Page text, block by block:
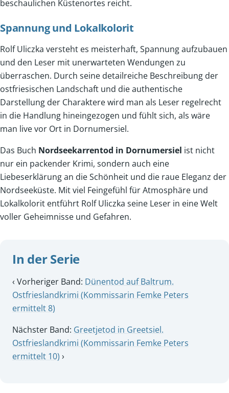
beschaulichen Küstenortes reicht.
Spannung und Lokalkolorit
Rolf Uliczka versteht es meisterhaft, Spannung aufzubauen
und den Leser mit unerwarteten Wendungen zu
überraschen. Durch seine detailreiche Beschreibung der
ostfriesischen Landschaft und die authentische
Darstellung der Charaktere wird man als Leser regelrecht
in die Handlung hineingezogen und fühlt sich, als wäre
man live vor Ort in Dornumersiel.
Das Buch Nordseekarrentod in Dornumersiel ist nicht
nur ein packender Krimi, sondern auch eine
Liebeserklärung an die Schönheit und die raue Eleganz der
Nordseeküste. Mit viel Feingefühl für Atmosphäre und
Lokalkolorit entführt Rolf Uliczka seine Leser in eine Welt
voller Geheimnisse und Gefahren.
In der Serie
‹ Vorheriger Band: Dünentod auf Baltrum.
Ostfrieslandkrimi (Kommissarin Femke Peters
ermittelt 8)
Nächster Band: Greetjetod in Greetsiel.
Ostfrieslandkrimi (Kommissarin Femke Peters
ermittelt 10) ›